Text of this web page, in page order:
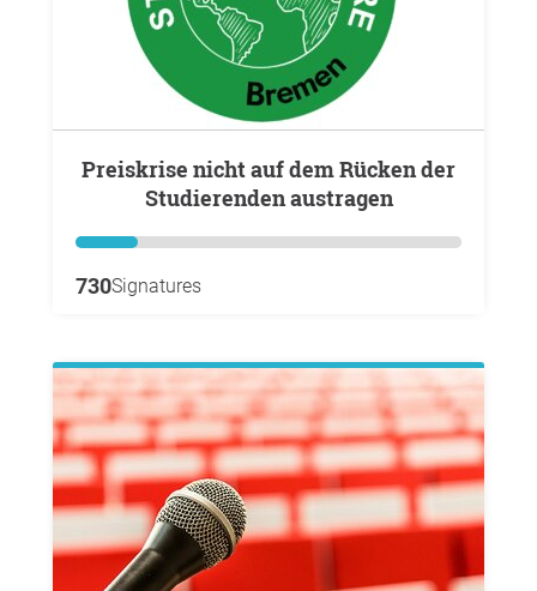
Preiskrise nicht auf dem Rücken der
Studierenden austragen
730Signatures